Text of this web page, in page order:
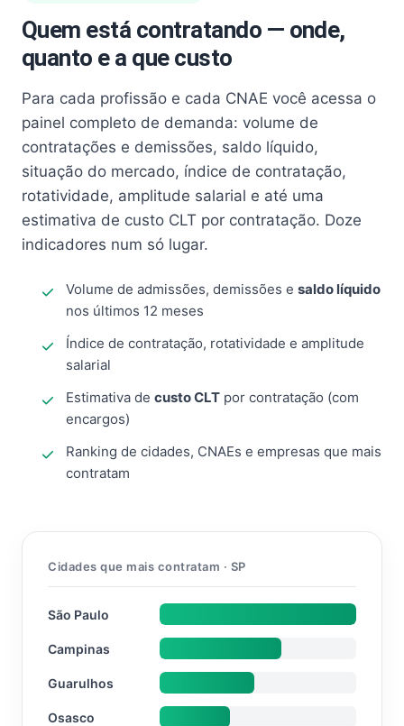
Quem está contratando — onde,
quanto e a que custo
Para cada profissão e cada CNAE você acessa o
painel completo de demanda: volume de
contratações e demissões, saldo líquido,
situação do mercado, índice de contratação,
rotatividade, amplitude salarial e até uma
estimativa de custo CLT por contratação. Doze
indicadores num só lugar.
Volume de admissões, demissões e saldo líquido
nos últimos 12 meses
Índice de contratação, rotatividade e amplitude
salarial
Estimativa de custo CLT por contratação (com
encargos)
Ranking de cidades, CNAEs e empresas que mais
contratam
Cidades que mais contratam · SP
São Paulo
Campinas
Guarulhos
Osasco